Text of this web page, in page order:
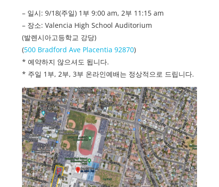
– 일시: 9/18(주일) 1부 9:00 am, 2부 11:15 am
– 장소: Valencia High School Auditorium
(발렌시아고등학교 강당)
(500 Bradford Ave Placentia 92870)
* 예약하지 않으셔도 됩니다.
* 주일 1부, 2부, 3부 온라인예배는 정상적으로 드립니다.